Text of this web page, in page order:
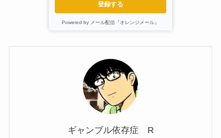
登録する
Powered by メール配信『オレンジメール』
ギャンブル依存症 R